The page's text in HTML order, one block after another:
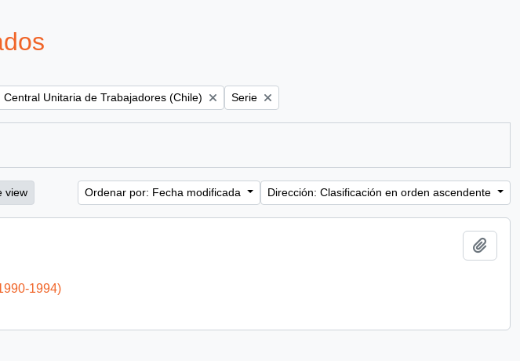
Remove filter:
Central Unitaria de Trabajadores (Chile) Remove filter:
Serie
view Ordenar por: Fecha modificada Dirección: Clasificación en orden ascendente
1994)